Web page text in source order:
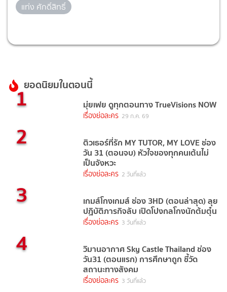
แท่ง ศักดิ์สิทธิ์
ยอดนิยมในตอนนี้
1 มุ่ยเฟย ดูทุกตอนทาง TrueVisions NOW
เรื่องย่อละคร 29 ก.ค. 69
2 ติวเธอร์ที่รัก MY TUTOR, MY LOVE ช่อง
วัน 31 (ตอนจบ) หัวใจของทุกคนเต้นไม่
เป็นจังหวะ
เรื่องย่อละคร 2 วันที่แล้ว
3 เกมส์โกงเกมส์ ช่อง 3HD (ตอนล่าสุด) ลุย
ปฏิบัติภารกิจลับ เปิดโปงกลโกงนักต้มตุ๋น
เรื่องย่อละคร 3 วันที่แล้ว
4 วิมานอากาศ Sky Castle Thailand ช่อง
วัน31 (ตอนแรก) การศึกษาถูก ชี้วัด
สถานะทางสังคม
เรื่องย่อละคร 3 วันที่แล้ว